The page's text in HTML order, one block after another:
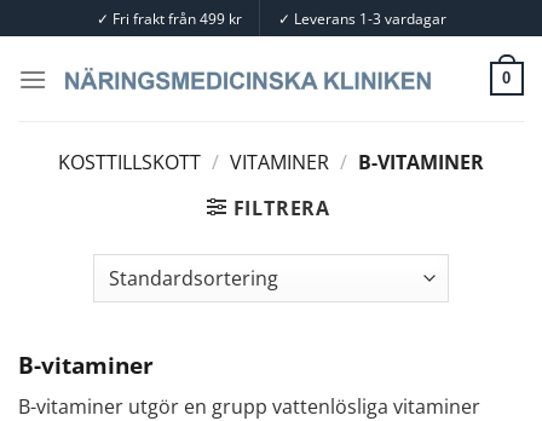
to
content
✓ Fri frakt från 499 kr ✓ Leverans 1-3 vardagar
0
KOSTTILLSKOTT / VITAMINER / B-VITAMINER
FILTRERA
B-vitaminer
B-vitaminer utgör en grupp vattenlösliga vitaminer